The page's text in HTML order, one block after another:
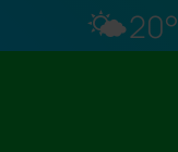
🌤️20°